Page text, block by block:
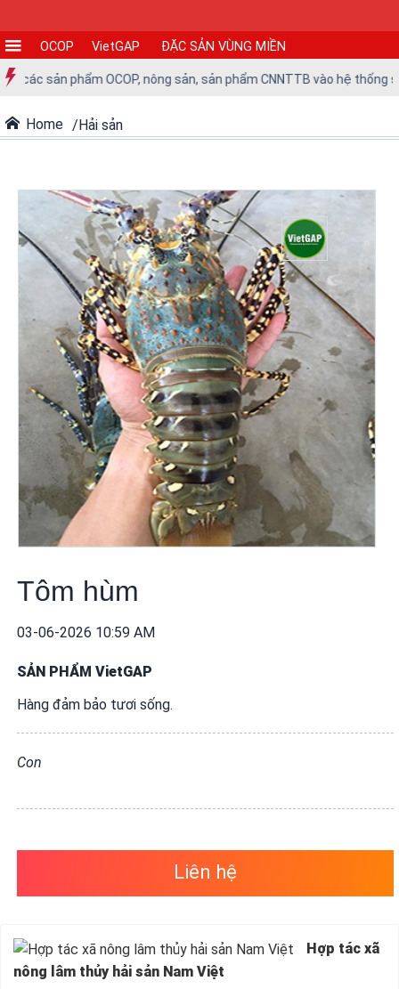
CƠ
SẢN
XUẤT
SỰ
Tin
tức
Tin
khuyến
mãi
THÔNG
TIN
FTA
ĐỒ
MUA
SẮM
CHÍNH
BÁN
HÀNG
VỤ
TA
OCOP VietGAP ĐẶC SẢN VÙNG MIỀN
sản phẩm OCOP, nông sản, sản phẩm CNNTTB vào hệ thống
Home Hải sản
Tôm hùm
03-06-2026 10:59 AM
SẢN PHẨM VietGAP
Hàng đảm bảo tươi sống.
Con
Liên hệ
Hợp tác xã
nông lâm thủy hải sản Nam Việt